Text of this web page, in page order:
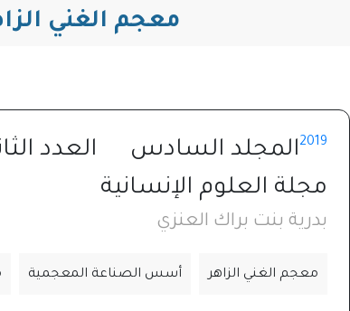
معجم الغني
2019المجلد السادس
العدد
مجلة العلوم الإنسانية
بدرية بنت براك العنزي
معجم الغني الزاهر أسس الصناعة المعجمية